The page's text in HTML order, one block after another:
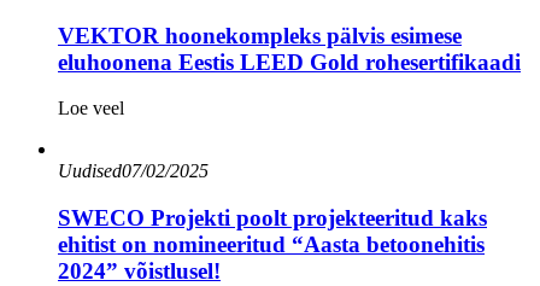
VEKTOR hoonekompleks pälvis esimese
eluhoonena Eestis LEED Gold rohesertifikaadi
Loe veel
Uudised07/02/2025
SWECO Projekti poolt projekteeritud kaks
ehitist on nomineeritud “Aasta betoonehitis
2024” võistlusel!